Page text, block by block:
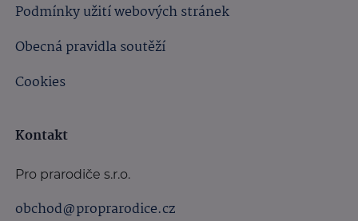
Podmínky užití webových stránek
Obecná pravidla soutěží
Cookies
Kontakt
Pro prarodiče s.r.o.
obchod@proprarodice.cz